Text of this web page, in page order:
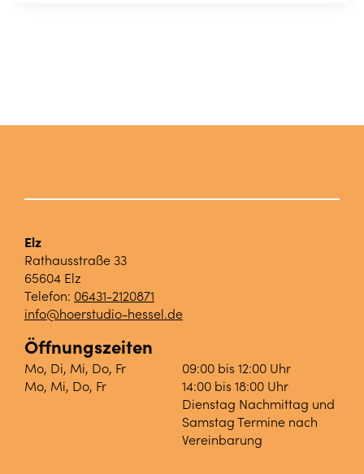
Elz
Rathausstraße 33
65604 Elz
Telefon: 06431-2120871
info@hoerstudio-hessel.de
Öffnungszeiten
Mo, Di, Mi, Do, Fr
09:00 bis 12:00 Uhr
Mo, Mi, Do, Fr
14:00 bis 18:00 Uhr
Dienstag Nachmittag und
Samstag Termine nach
Vereinbarung